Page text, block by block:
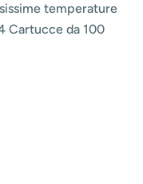
temperature
Cartucce da 100